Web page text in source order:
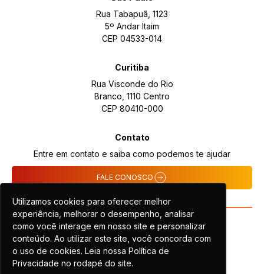
Utilizamos cookies para oferecer melhor
experiência, melhorar o desempenho, analisar
como você interage em nosso site e personalizar
conteúdo. Ao utilizar este site, você concorda com
o uso de cookies. Leia nossa Política de
Privacidade no rodapé do site.
Rua Tabapuã, 1123
5º Andar Itaim
CEP 04533-014
Curitiba
Rua Visconde do Rio
Branco, 1110 Centro
CEP 80410-000
Contato
Entre em contato e saiba como podemos te ajudar
FALE CONOSCO